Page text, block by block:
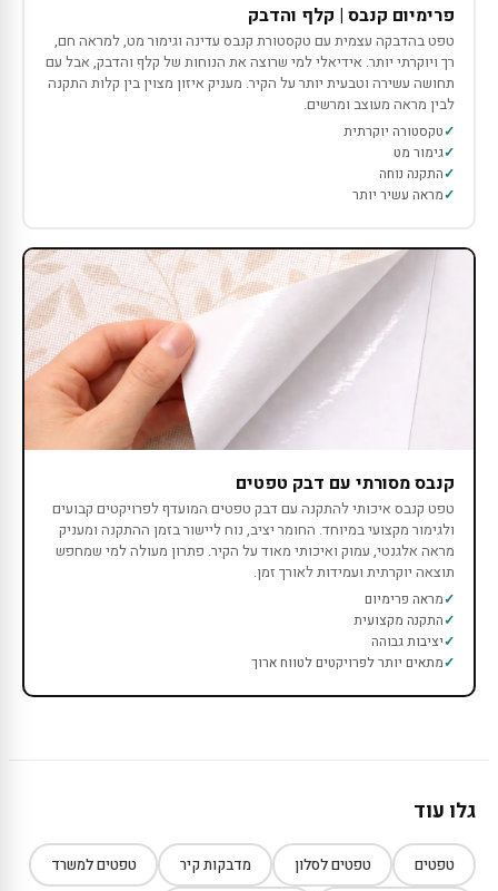
פרימיום קנבס | קלף והדבק
טפט בהדבקה עצמית עם טקסטורת קנבס עדינה וגימור מט, למראה חם,
רך ויוקרתי יותר. אידיאלי למי שרוצה את הנוחות של קלף והדבק, אבל עם
תחושה עשירה וטבעית יותר על הקיר. מעניק איזון מצוין בין קלות התקנה
לבין מראה מעוצב ומרשים.
טקסטורה יוקרתית
גימור מט
התקנה נוחה
מראה עשיר יותר
קנבס מסורתי עם דבק טפטים
טפט קנבס איכותי להתקנה עם דבק טפטים המועדף לפרויקטים קבועים
ולגימור מקצועי במיוחד. החומר יציב, נוח ליישור בזמן ההתקנה ומעניק
מראה אלגנטי, עמוק ואיכותי מאוד על הקיר. פתרון מעולה למי שמחפש
תוצאה יוקרתית ועמידות לאורך זמן.
מראה פרימיום
התקנה מקצועית
יציבות גבוהה
מתאים יותר לפרויקטים לטווח ארוך
גלו עוד
טפטים טפטים לסלון מדבקות קיר טפטים למשרד